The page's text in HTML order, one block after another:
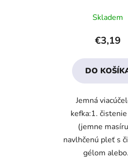
je
3,2
z
Skladem
€3,19
DO
Jemná
kefka:1.
(jemne
navlhčenú pleť s
gélom